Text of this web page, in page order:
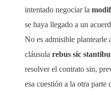
intentado negociar la
se haya llegado a un
No es admisible plantearle
cláusula rebus sic
resolver el contrato sin,
esa cuestión a la otra parte